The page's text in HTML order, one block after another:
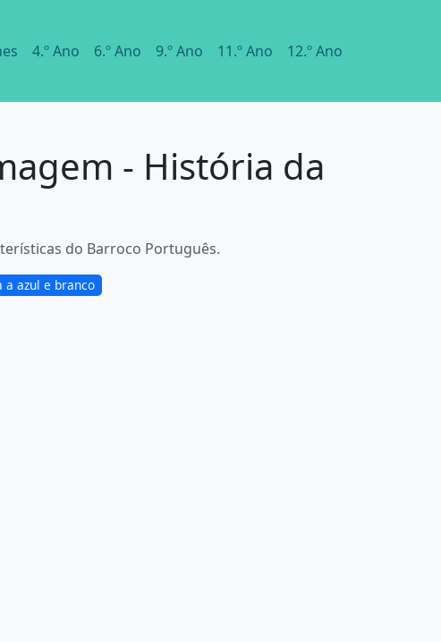
4.º Ano 6.º Ano 9.º Ano 11.º Ano 12.º Ano
- História da
do Barroco Português.
a azul e branco